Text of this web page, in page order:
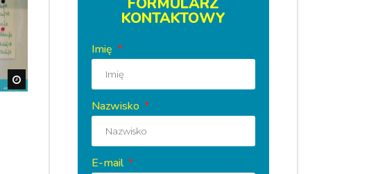
Watch Later
KONTAKTOWY
Imię
Nazwisko
E-mail